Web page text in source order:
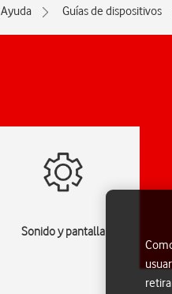
Ayuda Guías de dispositivos
Sonido y pantalla